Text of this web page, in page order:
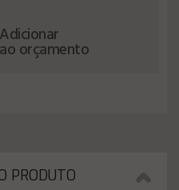
Adicionar
ao orçamento
PRODUTO